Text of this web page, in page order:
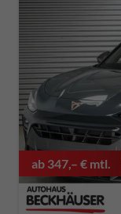
ab 347,– € mtl.